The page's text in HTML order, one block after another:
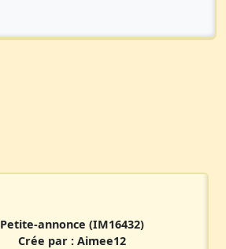
Petite-annonce (IM16432)
Crée par : Aimee12